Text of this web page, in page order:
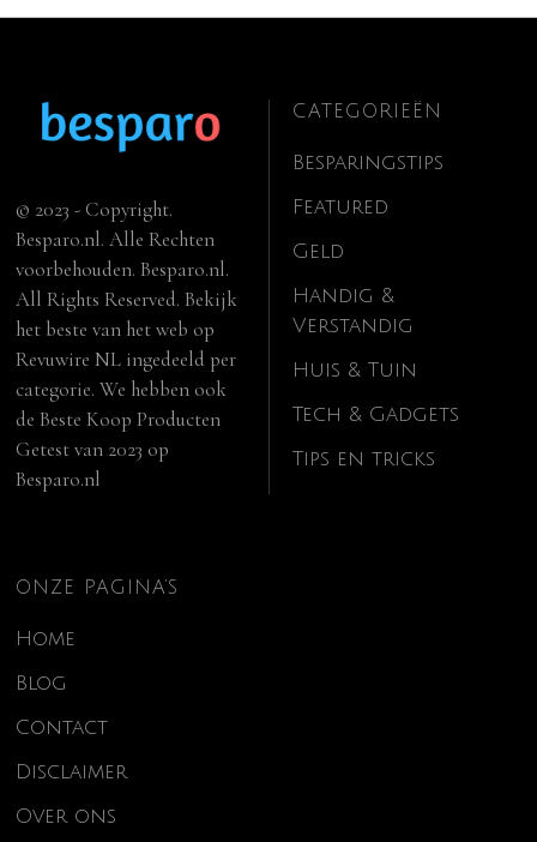
© 2023 - Copyright.
Besparo.nl. Alle Rechten
voorbehouden. Besparo.nl.
All Rights Reserved. Bekijk
het beste van het web op
Revuwire NL ingedeeld per
categorie. We hebben ook
deBeste Koop Producten
Getest van 2023 op
Besparo.nl
CATEGORIEËN
Besparingstips
Featured
Geld
Handig &
Verstandig
Huis & Tuin
Tech & Gadgets
Tips en tricks
ONZE PAGINA’S
Home
Blog
Contact
Disclaimer
Over ons